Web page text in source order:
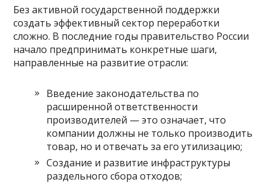
Без активной государственной поддержки
создать эффективный сектор переработки
сложно. В последние годы правительство России
начало предпринимать конкретные шаги,
направленные на развитие отрасли:
Введение законодательства по
расширенной ответственности
производителей — это означает, что
компании должны не только производить
товар, но и отвечать за его утилизацию;
Создание и развитие инфраструктуры
раздельного сбора отходов;